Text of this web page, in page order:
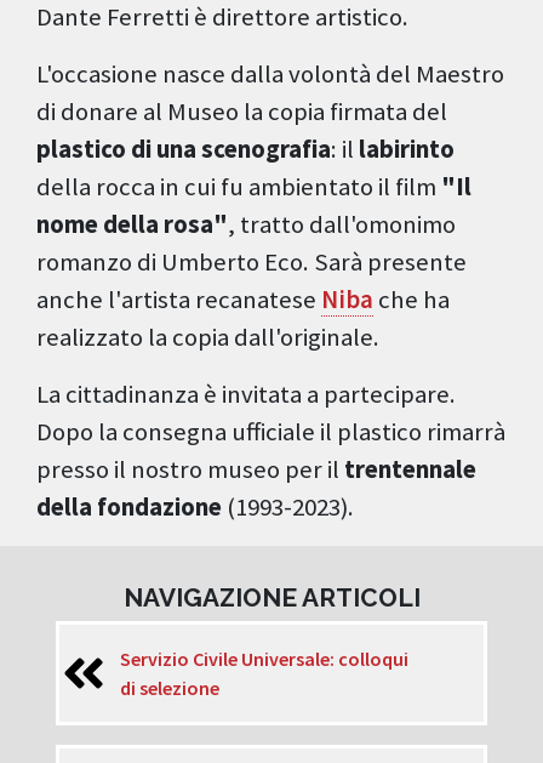
Dante Ferretti è direttore artistico.
L'occasione nasce dalla volontà del Maestro
di donare al Museo la copia firmata del
plastico di una scenografia: il labirinto
della rocca in cui fu ambientato il film "Il
nome della rosa", tratto dall'omonimo
romanzo di Umberto Eco. Sarà presente
anche l'artista recanatese Niba che ha
realizzato la copia dall'originale.
La cittadinanza è invitata a partecipare.
Dopo la consegna ufficiale il plastico rimarrà
presso il nostro museo per il trentennale
della fondazione (1993-2023).
NAVIGAZIONE ARTICOLI
Servizio Civile Universale: colloqui
di selezione